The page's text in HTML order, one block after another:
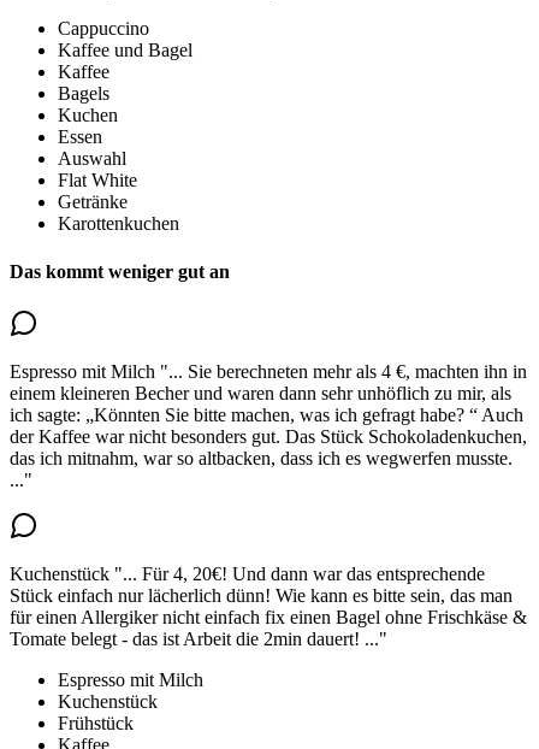
Cappuccino
Kaffee und Bagel
Kaffee
Bagels
Kuchen
Essen
Auswahl
Flat White
Getränke
Karottenkuchen
Das kommt weniger gut an
Espresso mit Milch "... Sie berechneten mehr als 4 €, machten ihn in
einem kleineren Becher und waren dann sehr unhöflich zu mir, als
ich sagte: „Könnten Sie bitte machen, was ich gefragt habe? “ Auch
der Kaffee war nicht besonders gut. Das Stück Schokoladenkuchen,
das ich mitnahm, war so altbacken, dass ich es wegwerfen musste.
..."
Kuchenstück "... Für 4, 20€! Und dann wardas entsprechende
Stück einfach nur lächerlich dünn! Wie kann es bitte sein, das man
für einen Allergiker nicht einfach fix einen Bagel ohne Frischkäse &
Tomate belegt - das ist Arbeit die 2min dauert! ..."
Espresso mit Milch
Kuchenstück
Frühstück
Kaffee